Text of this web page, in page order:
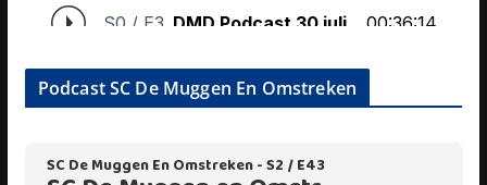
Podcast SC De Muggen En Omstreken